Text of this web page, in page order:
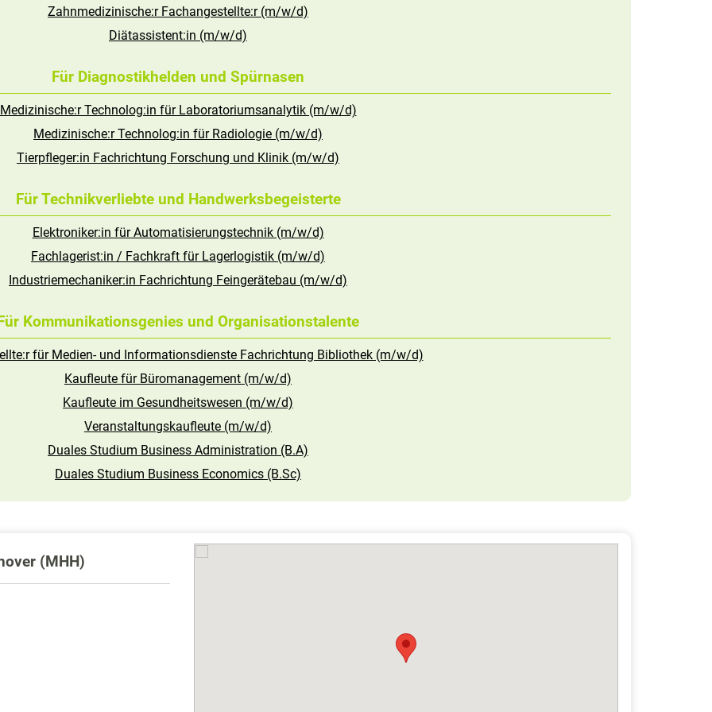
Zahnmedizinische:r Fachangestellte:r (m/w/d)
Diätassistent:in (m/w/d)
Für Diagnostikhelden und Spürnasen
Medizinische:r Technolog:in für Laboratoriumsanalytik (m/w/d)
Medizinische:r Technolog:in für Radiologie (m/w/d)
Tierpfleger:in Fachrichtung Forschung und Klinik (m/w/d)
Für Technikverliebte und Handwerksbegeisterte
Elektroniker:in für Automatisierungstechnik (m/w/d)
Fachlagerist:in / Fachkraft für Lagerlogistik (m/w/d)
Industriemechaniker:in Fachrichtung Feingerätebau (m/w/d)
Kommunikationsgenies und Organisationstalente
für Medien- und Informationsdienste Fachrichtung Bibliothek (m/w/d)
Kaufleute für Büromanagement (m/w/d)
Kaufleute im Gesundheitswesen (m/w/d)
Veranstaltungskaufleute (m/w/d)
Duales Studium Business Administration (B.A)
Duales Studium Business Economics (B.Sc)
(MHH)